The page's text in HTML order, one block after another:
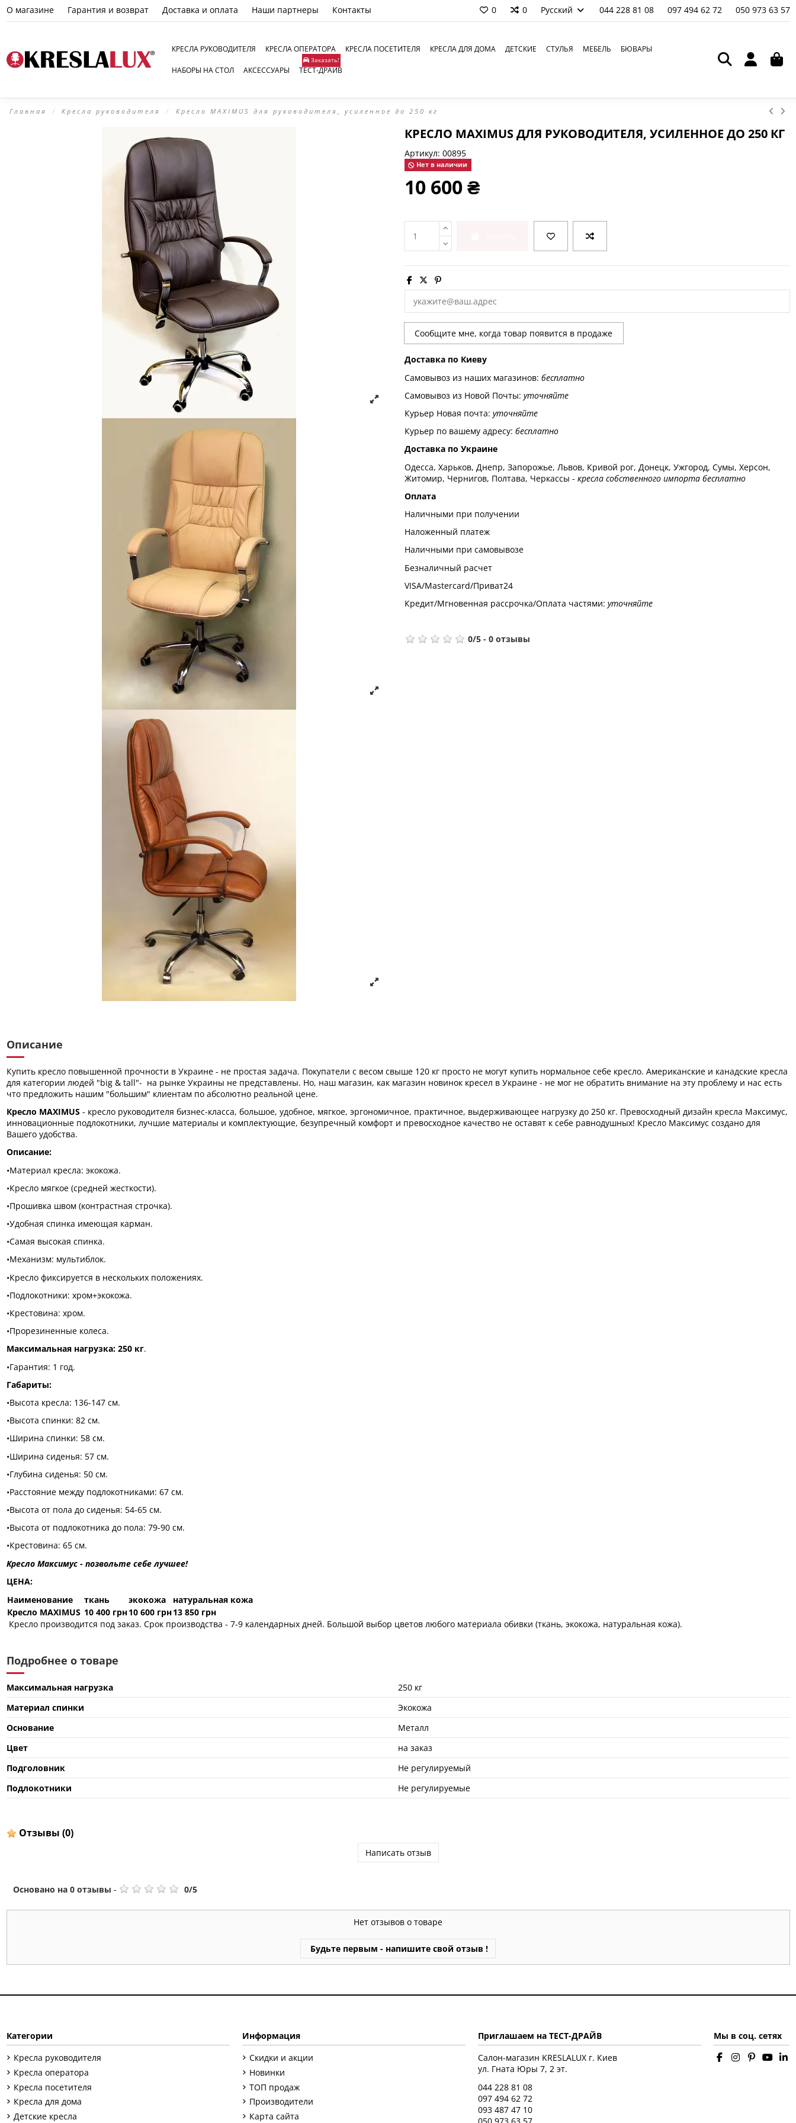
О магазине Гарантия и возврат Доставка и оплата Наши партнеры Контакты 0 0 Русский 044 228 81 08 097 494 62 72 050 973 63 57
КРЕСЛА РУКОВОДИТЕЛЯ КРЕСЛА ОПЕРАТОРА КРЕСЛА ПОСЕТИТЕЛЯ КРЕСЛА ДЛЯ ДОМА ДЕТСКИЕ СТУЛЬЯ МЕБЕЛЬ БЮВАРЫ
НАБОРЫ НА СТОЛ АКСЕССУАРЫ ТЕСТ-ДРАЙВ
Заказать!
Главная Кресла руководителя Кресло МАXIMUS для руководителя, усиленное до 250 кг
КРЕСЛО МАXIMUS ДЛЯ РУКОВОДИТЕЛЯ, УСИЛЕННОЕ ДО 250 КГ
Артикул: 00895
Нет в наличии
10 600 ₴
Доставка по Киеву
Самовывоз из наших магазинов: бесплатно
Самовывоз из Новой Почты: уточняйте
Курьер Новая почта: уточняйте
Курьер по вашему адресу: бесплатно
Доставка по Украине
Одесса, Харьков, Днепр, Запорожье, Львов, Кривой рог, Донецк, Ужгород, Сумы, Херсон,
Житомир, Чернигов, Полтава, Черкассы - кресла собственного импорта бесплатно
Оплата
Наличными при получении
Наложенный платеж
Наличными при самовывозе
Безналичный расчет
VISA/Mastercard/Приват24
Кредит/Мгновенная рассрочка/Оплата частями: уточняйте
0/5- 0 отзывы
Описание
Купить кресло повышенной прочности в Украине - не простая задача. Покупатели с весом свыше 120 кг просто не могут купить нормальное себе кресло. Американские и канадские кресла
для категории людей "big & tall"- на рынке Украины не представлены. Но, наш магазин, как магазин новинок кресел в Украине - не мог не обратить внимание на эту проблему и нас есть
что предложить нашим "большим" клиентам по абсолютно реальной цене.
Кресло MAXIMUS- кресло руководителя бизнес-класса, большое, удобное, мягкое, эргономичное, практичное, выдерживающее нагрузку до 250 кг. Превосходный дизайн кресла Максимус,
инновационные подлокотники, лучшие материалы и комплектующие, безупречный комфорт и превосходное качество не оставят к себе равнодушных! Кресло Максимус создано для
Вашего удобства.
Описание:
•Материал кресла: экокожа.
•Кресло мягкое (средней жесткости).
•Прошивка швом (контрастная строчка).
•Удобная спинка имеющая карман.
•Самая высокая спинка.
•Механизм: мультиблок.
•Кресло фиксируется в нескольких положениях.
•Подлокотники: хром+экокожа.
•Крестовина: хром.
•Прорезиненные колеса.
Максимальная нагрузка: 250 кг.
•Гарантия: 1 год.
Габариты:
•Высота кресла: 136-147 см.
•Высота спинки: 82 см.
•Ширина спинки: 58 см.
•Ширина сиденья: 57 см.
•Глубина сиденья: 50 см.
•Расстояние между подлокотниками: 67 см.
•Высота от пола до сиденья: 54-65 см.
•Высота от подлокотника до пола: 79-90 см.
•Крестовина: 65 см.
Кресло Максимус - позвольте себе лучшее!
ЦЕНА:
Наименование
ткань экокожа
натуральная кожа
Кресло MAXIMUS 10 400 грн10 600 грн13 850 грн
Кресло производится под заказ. Срок производства - 7-9 календарных дней. Большой выбор цветов любого материала обивки (ткань, экокожа, натуральная кожа).
Подробнее о товаре
Максимальная нагрузка
250 кг
Материал спинки
Экокожа
Основание
Металл
Цвет
на заказ
Подголовник
Не регулируемый
Подлокотники
Не регулируемые
Отзывы (0)
Написать отзыв
Основано на 0отзывы - 0/5
Нет отзывов о товаре
Будьте первым - напишите свой отзыв !
Категории
Кресла руководителя
Кресла оператора
Кресла посетителя
Кресла для дома
Детские кресла
Информация
Скидки и акции
Новинки
ТОП продаж
Производители
Карта сайта
Приглашаем на ТЕСТ-ДРАЙВ
Салон-магазин KRESLALUX г. Киев
ул. Гната Юры 7, 2 эт.
044 228 81 08
097 494 62 72
093 487 47 10
050 973 63 57
Мы в соц. сетях